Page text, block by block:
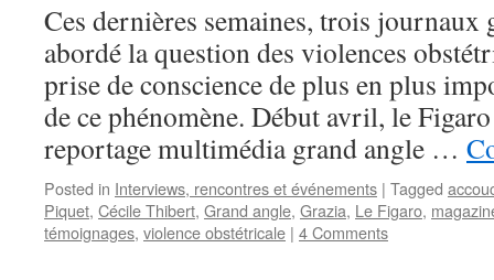
Ces dernières semaines, trois
abordé la question des violences
prise de conscience de plus en plus
de ce phénomène. Début avril, le
reportage multimédia grand angle …
Posted in Interviews, rencontres et événements | Tagged
Piquet, Cécile Thibert, Grand angle, Grazia, Le Figaro,
témoignages, violence obstétricale | 4 Comments